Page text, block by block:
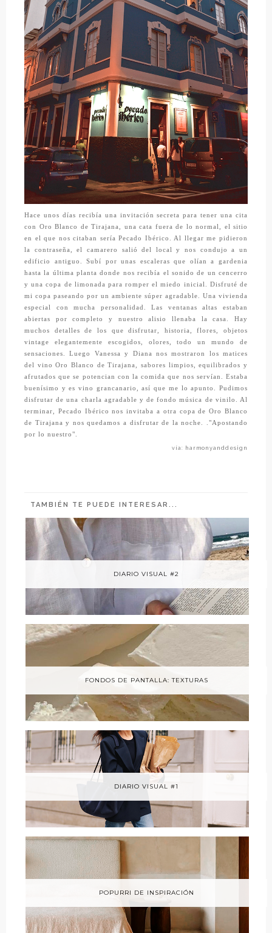
Hace unos días recibía una invitación secreta para tener una cita
con Oro Blanco de Tirajana,
una cata fuera de lo normal, el sitio
en el que nos citaban seríaPecado Ibérico.
Al llegar me pidieron
la contraseña, el camarero salió del local y nos condujo a un
edificio antiguo. Subí por unas escaleras que olían a gardenia
hasta la última planta donde nos recibía el sonido de un cencerro
y una copa de limonada para romper el miedo inicial. Disfruté de
mi copa paseando por un ambiente súper agradable. Una vivienda
especial con mucha personalidad. Las ventanas altas estaban
abiertas por completo y nuestro alisio llenaba la casa. Hay
muchos detalles de los que disfrutar, historia, flores, objetos
vintage elegantemente escogidos, olores, todo un mundo de
sensaciones. Luego Vanessa y Diana nos mostraron los matices
del vinoOro Blanco de Tirajana,
sabores limpios, equilibrados y
afrutados que se potencian con la comida que nos servían. Estaba
buenísimo y es vino grancanario, así que me lo apunto. Pudimos
disfrutar de una charla agradable y de fondo música de vinilo. Al
terminar, Pecado Ibérico nos invitaba a otra copa deOro Blanco
de Tirajana y nos quedamos a disfrutar de la noche. ."Apostando
por lo nuestro".
vía: harmonyanddesign
TAMBIÉN TE PUEDE INTERESAR...
DIARIO VISUAL #2
FONDOS DE PANTALLA: TEXTURAS
DIARIO VISUAL #1
POPURRI DE INSPIRACIÓN